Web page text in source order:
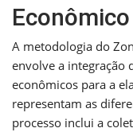
A metodologia do
envolve a integração
econômicos para a
representam as
processo inclui a